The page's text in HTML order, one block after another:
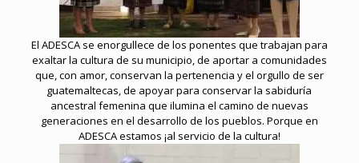
El ADESCA se enorgullece de los ponentes que trabajan para
exaltar la cultura de su municipio, de aportar a comunidades
que, con amor, conservan la pertenencia y el orgullo de ser
guatemaltecas, de apoyar para conservar la sabiduría
ancestral femenina que ilumina el camino de nuevas
generaciones en el desarrollo de los pueblos. Porque en
ADESCA estamos ¡al servicio de la cultura!